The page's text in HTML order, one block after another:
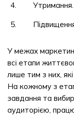
Утримання.
У межах
всі етапи
лише тим з них,
На кожному з
завдання та
аудиторією,